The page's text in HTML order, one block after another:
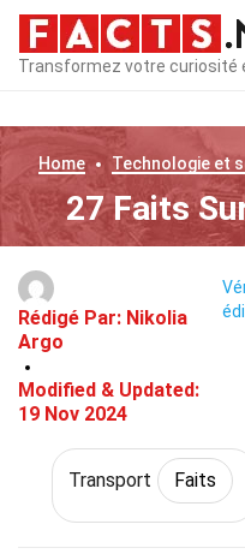
Transformez votre curiosité
Home Technologie et
27 Faits
Rédigé Par: Nikolia
Argo
Modified & Updated:
19 Nov 2024
Transport Faits